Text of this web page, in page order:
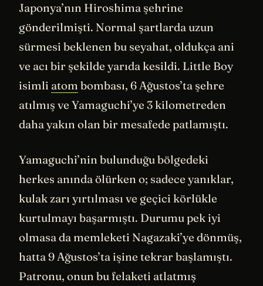
Japonya’nın Hiroshima şehrine
gönderilmişti. Normal şartlarda uzun
sürmesi beklenen bu seyahat, oldukça ani
ve acı bir şekilde yarıda kesildi. Little Boy
isimli atom bombası, 6 Ağustos’ta şehre
atılmış ve Yamaguchi’ye 3 kilometreden
daha yakın olan bir mesafede patlamıştı.
Yamaguchi’nin bulunduğu bölgedeki
herkes anında ölürken o; sadece yanıklar,
kulak zarı yırtılması ve geçici körlükle
kurtulmayı başarmıştı. Durumu pek iyi
olmasa da memleketi Nagazaki’ye dönmüş,
hatta 9 Ağustos’ta işine tekrar başlamıştı.
Patronu, onun bu felaketi atlatmış